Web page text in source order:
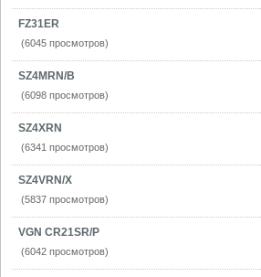
FZ31ER
(6045 просмотров)
SZ4MRN/B
(6098 просмотров)
SZ4ХRN
(6341 просмотров)
SZ4VRN/X
(5837 просмотров)
VGN CR21SR/P
(6042 просмотров)